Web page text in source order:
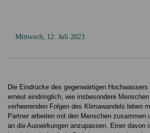
Mittwoch, 12. Juli 2023
Die Eindrücke des gegenwärtigen
erneut eindringlich, wie insbesondere
verheerenden Folgen des Klimawandels leben
Partner arbeiten mit den Menschen zusammen
an die Auswirkungen anzupassen. Einer davon